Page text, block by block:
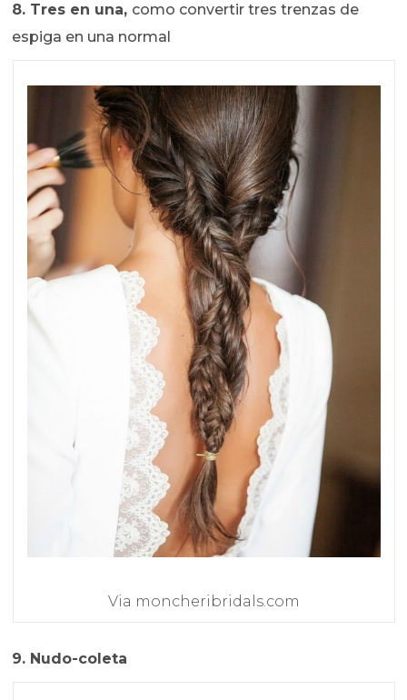
8. Tres en una, como convertir tres trenzas de
espiga en una normal
Via moncheribridals.com
9. Nudo-coleta